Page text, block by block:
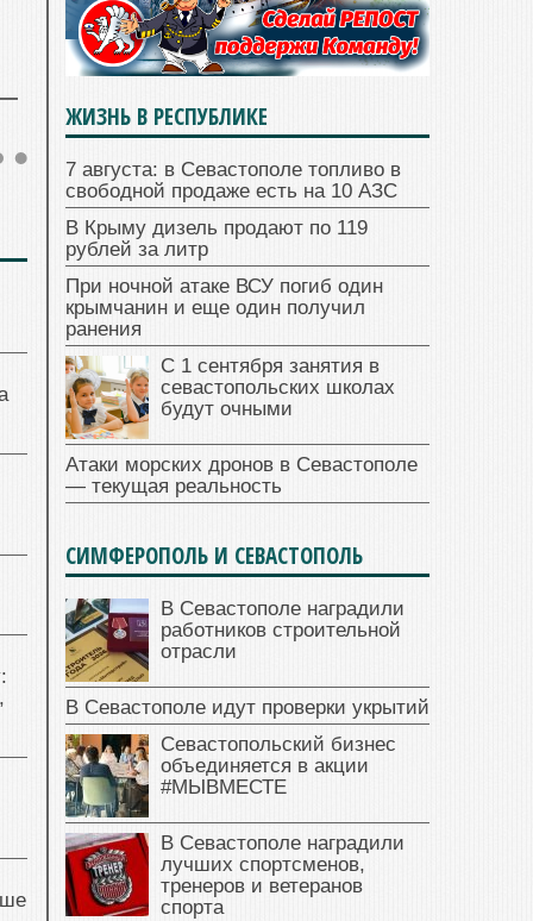
ЖИЗНЬ В РЕСПУБЛИКЕ
7 августа: в Севастополе топливо в
свободной продаже есть на 10 АЗС
В Крыму дизель продают по 119
рублей за литр
При ночной атаке ВСУ погиб один
крымчанин и еще один получил
ранения
С 1 сентября занятия в
севастопольских школах
будут очными
Атаки морских дронов в Севастополе
— текущая реальность
СИМФЕРОПОЛЬ И СЕВАСТОПОЛЬ
В Севастополе наградили
работников строительной
отрасли
В Севастополе идут проверки укрытий
Севастопольский бизнес
объединяется в акции
#МЫВМЕСТЕ
В Севастополе наградили
лучших спортсменов,
тренеров и ветеранов
спорта